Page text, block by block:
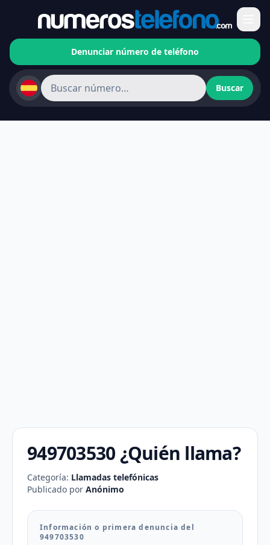
Denunciar número de teléfono
Buscar
949703530 ¿Quién llama?
Categoría: Llamadas telefónicas
Publicado por Anónimo
Información o primera denuncia del
949703530